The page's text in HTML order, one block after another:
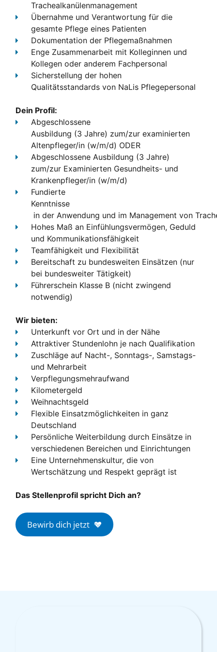
Trachealkanülenmanagement
Übernahme und Verantwortung für die
gesamte Pflege eines Patienten
Dokumentation der Pflegemaßnahmen
Enge Zusammenarbeit mit Kolleginnen und
Kollegen oder anderem Fachpersonal
Sicherstellung der hohen
Qualitätsstandards von NaLis Pflegepersonal
Dein Profil:
Abgeschlossene
Ausbildung (3 Jahre) zum/zur examinierten
Altenpfleger/in (w/m/d) ODER
Abgeschlossene Ausbildung (3 Jahre)
zum/zur Examinierten Gesundheits- und
Krankenpfleger/in (w/m/d)
Fundierte
Kenntnisse
in der Anwendung und im Management von
Hohes Maß an Einfühlungsvermögen, Geduld
und Kommunikationsfähigkeit
Teamfähigkeit und Flexibilität
Bereitschaft zu bundesweiten Einsätzen (nur
bei bundesweiter Tätigkeit)
Führerschein Klasse B (nicht zwingend
notwendig)
Wir bieten:
Unterkunft vor Ort und in der Nähe
Attraktiver Stundenlohn je nach Qualifikation
Zuschläge auf Nacht-, Sonntags-, Samstags-
und Mehrarbeit
Verpflegungsmehraufwand
Kilometergeld
Weihnachtsgeld
Flexible Einsatzmöglichkeiten in ganz
Deutschland
Persönliche Weiterbildung durch Einsätze in
verschiedenen Bereichen und Einrichtungen
Eine Unternehmenskultur, die von
Wertschätzung und Respekt geprägt ist
Das Stellenprofil spricht Dich an?
Bewirb dich jetzt